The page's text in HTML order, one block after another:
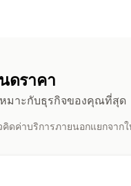
ดราคา
หมาะกับธุรกิจของคุณที่สุด
คิดค่าบริการภายนอกแยกจาก